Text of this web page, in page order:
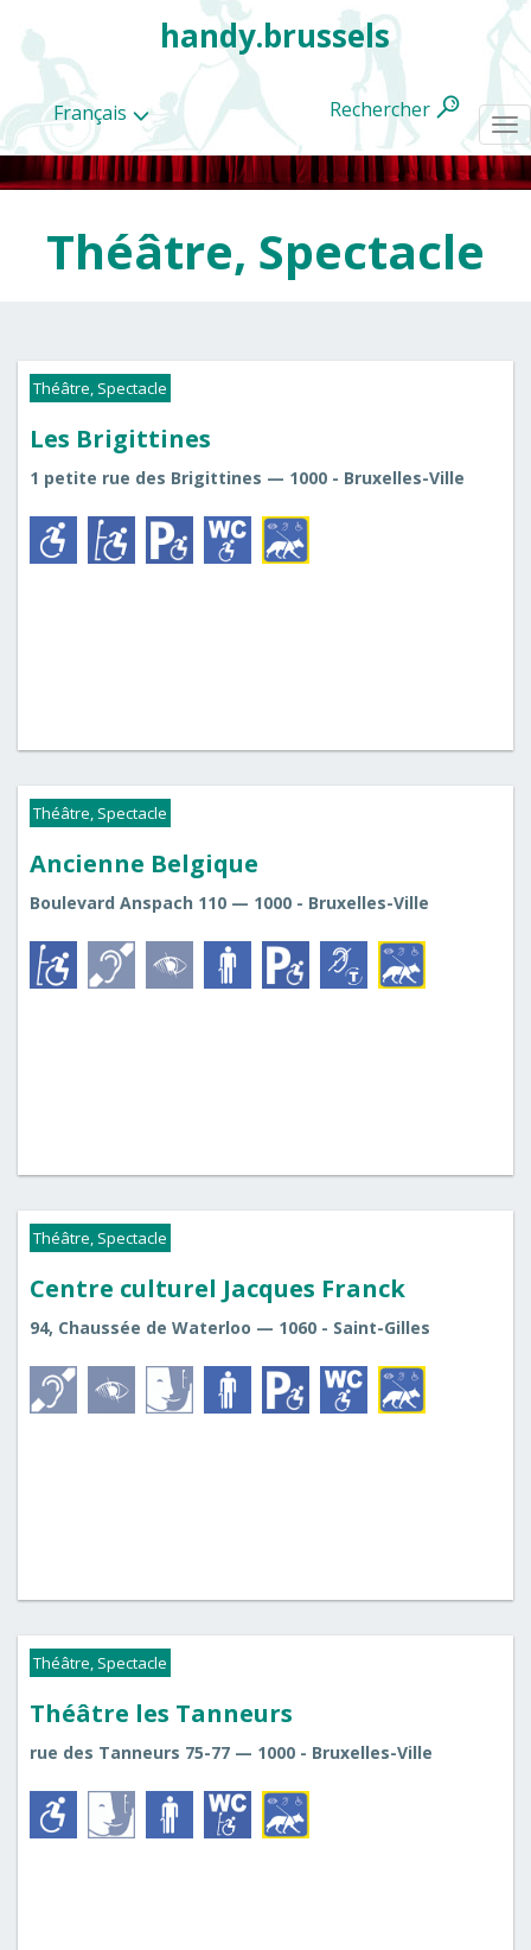
Français
handy.brussels
Rechercher
Théâtre, Spectacle
Théâtre, Spectacle
Les Brigittines
1 petite rue des Brigittines — 1000 - Bruxelles-Ville
Théâtre, Spectacle
Ancienne Belgique
Boulevard Anspach 110 — 1000 - Bruxelles-Ville
Théâtre, Spectacle
Centre culturel Jacques Franck
94, Chaussée de Waterloo — 1060 - Saint-Gilles
Théâtre, Spectacle
Théâtre les Tanneurs
rue des Tanneurs 75-77 — 1000 - Bruxelles-Ville